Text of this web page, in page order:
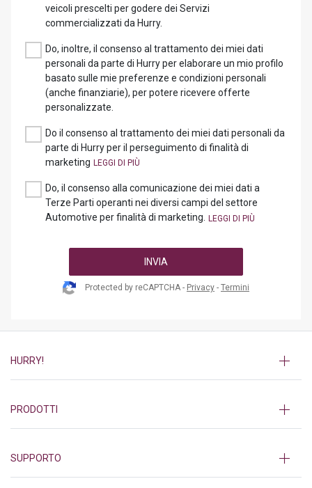
veicoli prescelti per godere dei Servizi
commercializzati da Hurry.
Do, inoltre, il consenso al trattamento dei miei dati
personali da parte di Hurry per elaborare un mio profilo
basato sulle mie preferenze e condizioni personali
(anche finanziarie), per potere ricevere offerte
personalizzate.
Do il consenso al trattamento dei miei dati personali da
parte di Hurry per il perseguimento di finalità di
marketing
Do, il consenso alla comunicazione dei miei dati a
Terze Parti operanti nei diversi campi del settore
Automotive per finalità di marketing.
INVIA
Protected by reCAPTCHA - Privacy - Termini
HURRY!
PRODOTTI
SUPPORTO